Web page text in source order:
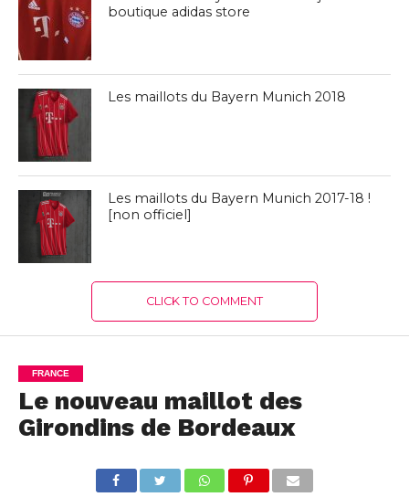
boutique adidas store
Les maillots du Bayern Munich 2018
Les maillots du Bayern Munich 2017-18 !
[non officiel]
CLICK TO COMMENT
FRANCE
Le nouveau maillot des
Girondins de Bordeaux